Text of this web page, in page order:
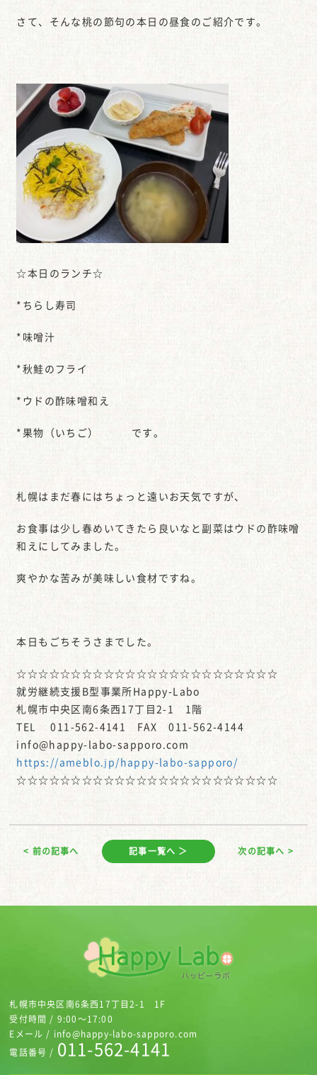
さて、そんな桃の節句の本日の昼食のご紹介です。
☆本日のランチ☆
*ちらし寿司
*味噌汁
*秋鮭のフライ
*ウドの酢味噌和え
*果物（いちご） です。
札幌はまだ春にはちょっと遠いお天気ですが、
お食事は少し春めいてきたら良いなと副菜はウドの酢味噌
和えにしてみました。
爽やかな苦みが美味しい食材ですね。
本日もごちそうさまでした。
☆☆☆☆☆☆☆☆☆☆☆☆☆☆☆☆☆☆☆☆☆☆☆☆
就労継続支援B型事業所Happy-Labo
札幌市中央区南6条西17丁目2-1 1階
TEL 011-562-4141 FAX 011-562-4144
info@happy-labo-sapporo.com
https://ameblo.jp/happy-labo-sapporo/
☆☆☆☆☆☆☆☆☆☆☆☆☆☆☆☆☆☆☆☆☆☆☆☆
< 前の記事へ 記事一覧へ ＞ 次の記事へ >
札幌市中央区南6条西17丁目2-1 1F
受付時間 / 9:00～17:00
Eメール / info@happy-labo-sapporo.com
電話番号 / 011-562-4141